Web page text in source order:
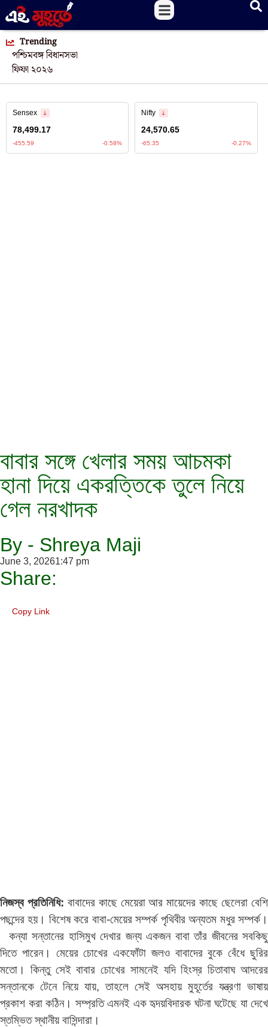
Trending
পশ্চিমবঙ্গ বিধানসভা
ফিফা ২০২৬
বাবার সঙ্গে খেলার সময় আচমকা
হানা দিয়ে একরত্তিকে‌ তুলে নিয়ে
গেল নরখাদক
By - Shreya Maji
June 3, 20261:47 pm
Share:
Copy Link
নিজস্ব প্রতিনিধি: বাবাদের কাছে মেয়েরা আর মায়েদের কাছে ছেলেরা বেশি
পছন্দের হয়। বিশেষ করে বাবা-মেয়ের সম্পর্ক পৃথিবীর অন্যতম মধুর সম্পর্ক।
কন্যা সন্তানের হাসিমুখ দেখার জন্য একজন বাবা তাঁর জীবনের সবকিছু
দিতে পারেন। মেয়ের চোখের একফোঁটা জলও বাবাদের বুকে বেঁধে ছুরির
মতো। কিন্তু সেই বাবার চোখের সামনেই যদি হিংস্র চিতাবাঘ আদরের
সন্তানকে টেনে নিয়ে যায়, তাহলে সেই অসহায় মুহূর্তের যন্ত্রণা ভাষায়
প্রকাশ করা কঠিন। সম্প্রতি এমনই এক হৃদয়বিদারক ঘটনা ঘটেছে যা দেখে
স্তম্ভিত স্থানীয় বাসিন্দারা।